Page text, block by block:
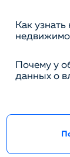
Как
Почему у
данных о